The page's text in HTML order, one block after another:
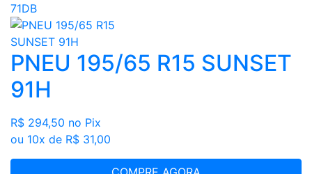
71DB
PNEU 195/65 R15 SUNSET
91H
R$ 294,50 no Pix
ou 10x de R$ 31,00